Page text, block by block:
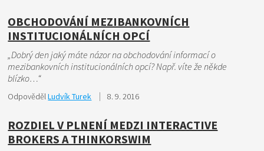
OBCHODOVÁNÍ MEZIBANKOVNÍCH
INSTITUCIONÁLNÍCH OPCÍ
„Dobrý den jaký máte názor na obchodování informací o
mezibankovních institucionálních opcí? Např. víte že někde
blízko…“
OdpovědělLudvík Turek 8. 9. 2016
ROZDIEL V PLNENÍ MEDZI INTERACTIVE
BROKERS A THINKORSWIM